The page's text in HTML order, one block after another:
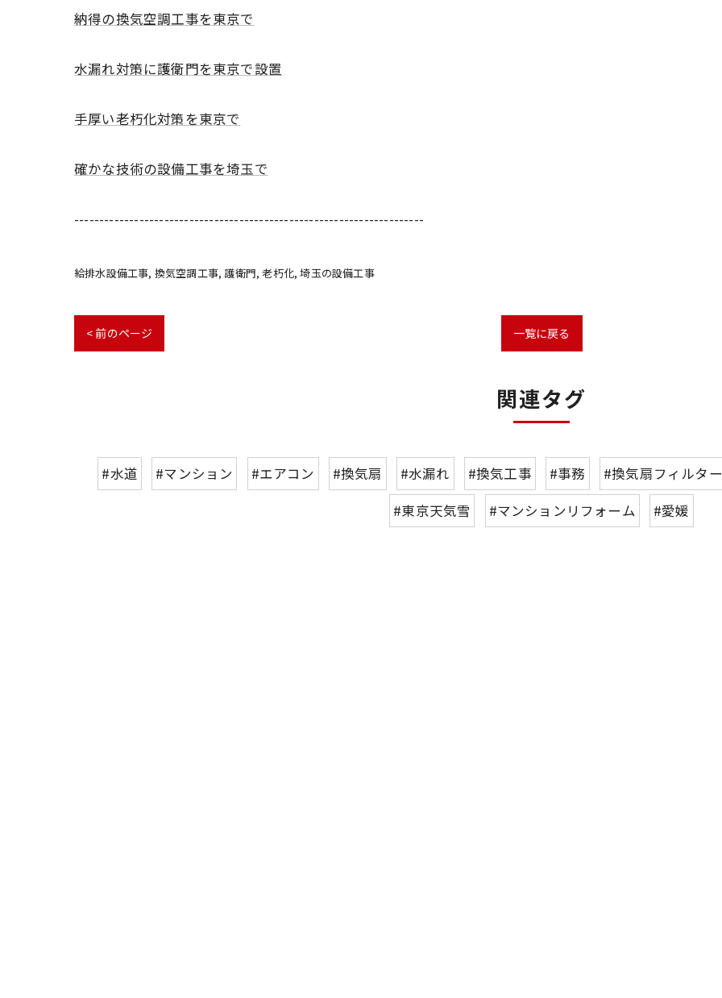
納得の換気空調工事を東京で
水漏れ対策に護衛門を東京で設置
手厚い老朽化対策を東京で
確かな技術の設備工事を埼玉で
----------------------------------------------------------------------
給排水設備工事 換気空調工事 護衛門 老朽化 埼玉の設備工事
< 前のページ 一覧に戻る
関連タグ
#水道 #マンション #エアコン #換気扇 #水漏れ #換気工事 #事務 #換気扇フィルター
#東京天気雪
#マンションリフォーム #愛媛